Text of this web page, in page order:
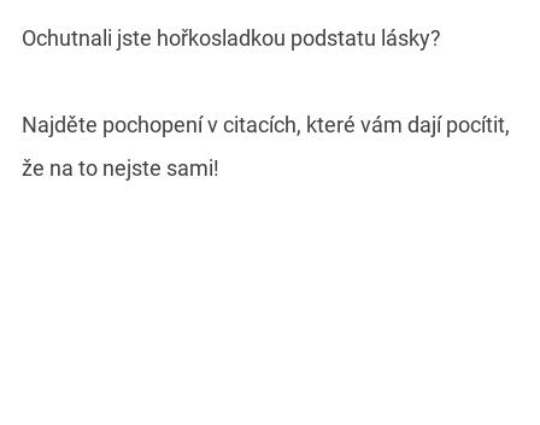
Ochutnali jste hořkosladkou podstatu lásky?
Najděte pochopení v citacích, které vám dají pocítit,
že na to nejste sami!